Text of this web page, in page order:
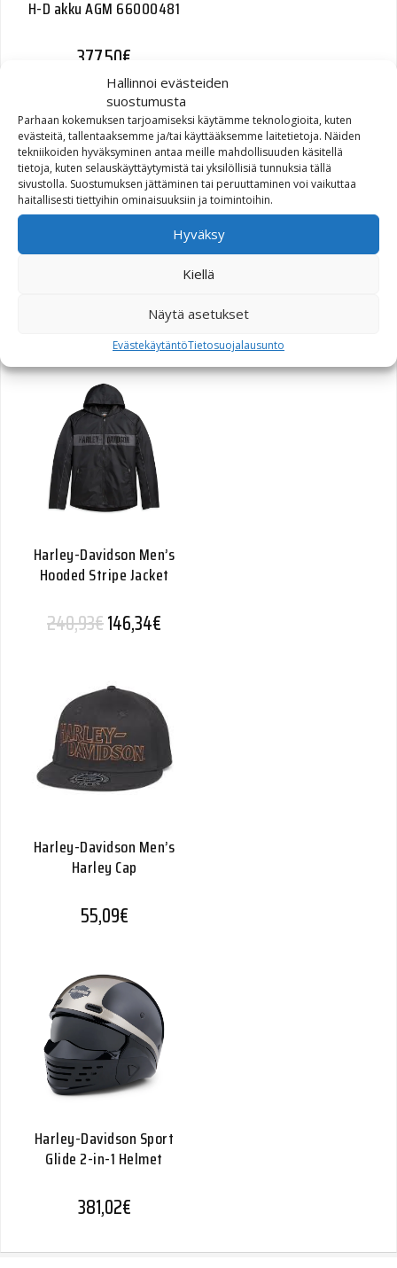
Hallinnoi evästeiden
suostumusta
Parhaan kokemuksen tarjoamiseksi käytämme teknologioita, kuten
evästeitä, tallentaaksemme ja/tai käyttääksemme laitetietoja. Näiden
tekniikoiden hyväksyminen antaa meille mahdollisuuden käsitellä
tietoja, kuten selauskäyttäytymistä tai yksilöllisiä tunnuksia tällä
sivustolla. Suostumuksen jättäminen tai peruuttaminen voi vaikuttaa
haitallisesti tiettyihin ominaisuuksiin ja toimintoihin.
Hyväksy
Kiellä
Näytä asetukset
EvästekäytäntöTietosuojalausunto
H-D akku AGM 66000481
377,50€
Women’s CE Waterproof
Grey Mackey Riding Boots
Harley-Davidson Men’s
Hooded Stripe Jacket
240,93€Alkuperäinen hinta oli: 240,93€.
146,34€
Harley-Davidson Men’s
Harley Cap
55,09€
Harley-Davidson Sport
Glide 2-in-1 Helmet
381,02€